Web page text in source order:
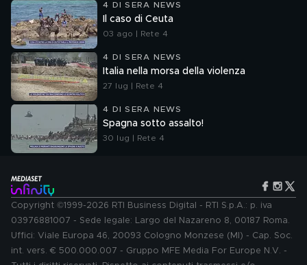
4 DI SERA NEWS
Il caso di Ceuta
03 ago | Rete 4
4 DI SERA NEWS
Italia nella morsa della violenza
27 lug | Rete 4
4 DI SERA NEWS
Spagna sotto assalto!
30 lug | Rete 4
Copyright ©1999-2026 RTI Business Digital - RTI S.p.A.: p. iva
03976881007 - Sede legale: Largo del Nazareno 8, 00187 Roma.
Uffici: Viale Europa 46, 20093 Cologno Monzese (MI) - Cap. Soc.
int. vers. € 500.000.007 - Gruppo MFE Media For Europe N.V. -